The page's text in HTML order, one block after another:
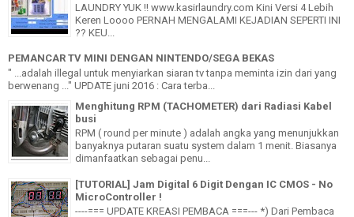
LAUNDRY YUK !! www.kasirlaundry.com Kini Versi 4 Lebih
Keren Loooo PERNAH MENGALAMI KEJADIAN SEPERTI INI
?? KEU...
PEMANCAR TV MINI DENGAN NINTENDO/SEGA BEKAS
" ...adalah illegal untuk menyiarkan siaran tv tanpa meminta izin dari yang
berwenang ..." UPDATE juni 2016 : Cara terba...
Menghitung RPM (TACHOMETER) dari Radiasi Kabel
busi
RPM ( round per minute ) adalah angka yang menunjukkan
banyaknya putaran suatu system dalam 1 menit. Biasanya
dimanfaatkan sebagai penu...
[TUTORIAL] Jam Digital 6 Digit Dengan IC CMOS - No
MicroController !
----=== UPDATE KREASI PEMBACA ===--- *) Dari Pembaca